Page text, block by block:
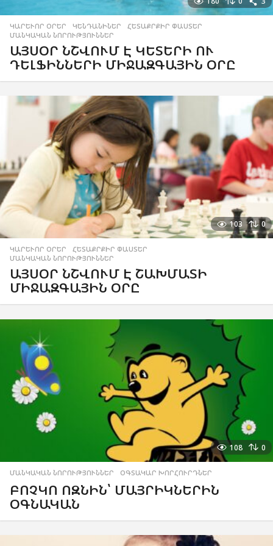
ԿԱՐԵՒՈՐ ՕՐԵՐ ,ԿԵՆԴԱՆԻՆԵՐ ,ՀԵՏԱՔՐՔԻՐ ՓԱՍՏԵՐ
ՄԱՆԿԱԿԱՆ ՆՈՐՈՒԹՅՈՒՆՆԵՐ
ԱՅՍՕՐ ՆՇՎՈՒՄ Է ԿԵՏԵՐԻ ՈՒ
ԴԵԼՖԻՆՆԵՐԻ ՄԻՋԱԶԳԱՅԻՆ ՕՐԸ
103 0
ԿԱՐԵՒՈՐ ՕՐԵՐ ,ՀԵՏԱՔՐՔԻՐ ՓԱՍՏԵՐ
ՄԱՆԿԱԿԱՆ ՆՈՐՈՒԹՅՈՒՆՆԵՐ
ԱՅՍՕՐ ՆՇՎՈՒՄ Է ՇԱԽՄԱՏԻ
ՄԻՋԱԶԳԱՅԻՆ ՕՐԸ
108 0
ՄԱՆԿԱԿԱՆ ՆՈՐՈՒԹՅՈՒՆՆԵՐ ,ՕԳՏԱԿԱՐ ԽՈՐՀՈՒՐԴՆԵՐ
ԲՈՉԿՈ ՈԶՆԻՆ՝ ՄԱՅՐԻԿՆԵՐԻՆ
ՕԳՆԱԿԱՆ